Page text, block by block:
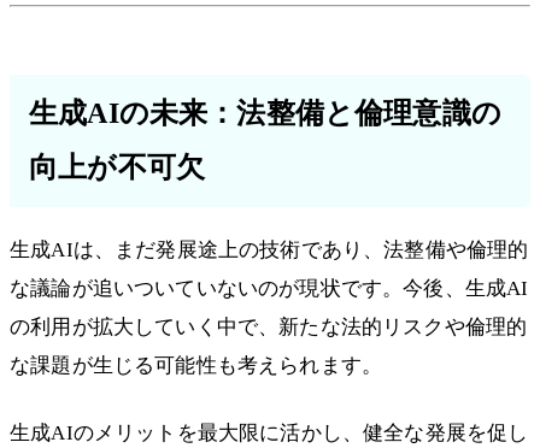
生成AIの未来：法整備と倫理意識の
向上が不可欠
生成AIは、まだ発展途上の技術であり、法整備や倫理的
な議論が追いついていないのが現状です。今後、生成AI
の利用が拡大していく中で、新たな法的リスクや倫理的
な課題が生じる可能性も考えられます。
生成AIのメリットを最大限に活かし、健全な発展を促し